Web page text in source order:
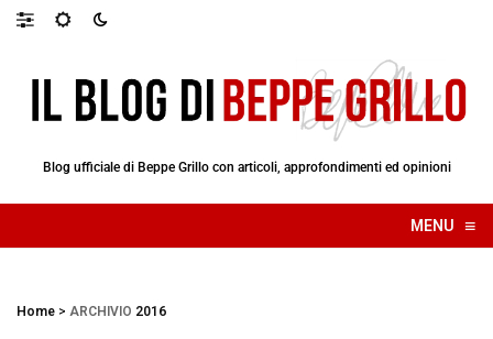
Blog ufficiale di Beppe Grillo con articoli, approfondimenti ed opinioni
MENU ≡
☰
Home > ARCHIVIO 2016